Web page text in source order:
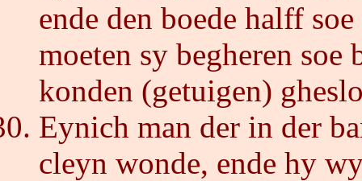
ende den boede halff
moeten sy begheren soe
konden (getuigen)
Eynich man der in der
cleyn wonde, ende hy